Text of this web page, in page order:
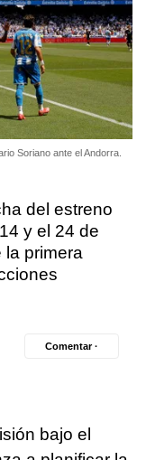
Soriano ante el Andorra.
del estreno
y el 24 de
la primera
Comentar ·
bajo el